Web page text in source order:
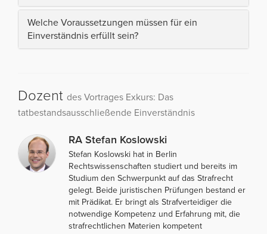
Welche Voraussetzungen müssen für ein
Einverständnis erfüllt sein?
Dozent des Vortrages Exkurs: Das
tatbestandsausschließende Einverständnis
RA Stefan Koslowski
Stefan Koslowski hat in Berlin
Rechtswissenschaften studiert und bereits im
Studium den Schwerpunkt auf das Strafrecht
gelegt. Beide juristischen Prüfungen bestand er
mit Prädikat. Er bringt als Strafverteidiger die
notwendige Kompetenz und Erfahrung mit, die
strafrechtlichen Materien kompetent